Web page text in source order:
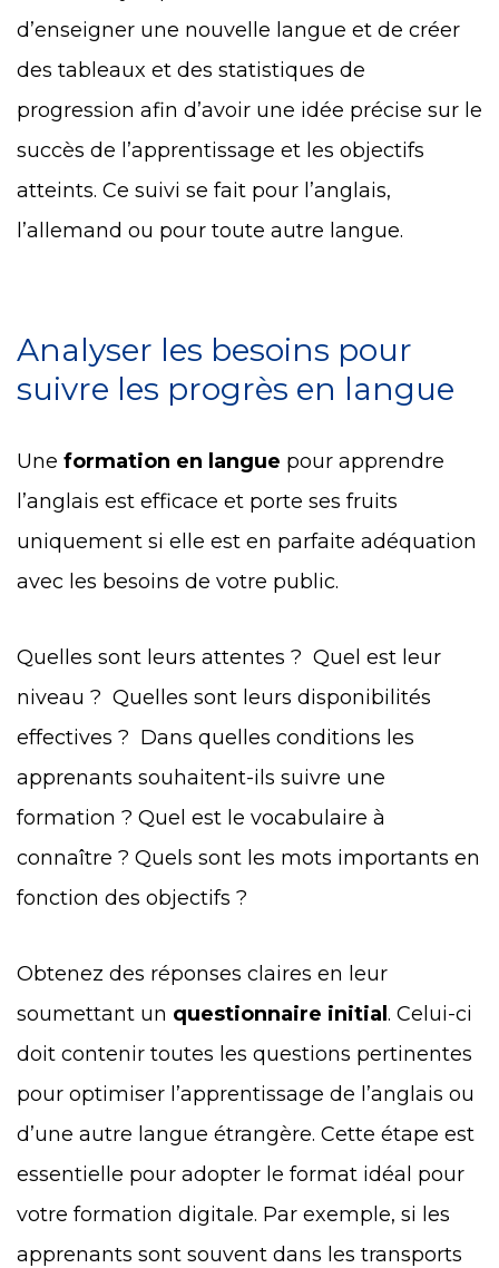
d’enseigner une nouvelle langue et de créer
des tableaux et des statistiques de
progression afin d’avoir une idée précise sur le
succès de l’apprentissage et les objectifs
atteints. Ce suivi se fait pour l’anglais,
l’allemand ou pour toute autre langue.
Analyser les besoins pour
suivre les progrès en langue
Une formation en langue pour apprendre
l’anglais est efficace et porte ses fruits
uniquement si elle est en parfaite adéquation
avec les besoins de votre public.
Quelles sont leurs attentes ? Quel est leur
niveau ? Quelles sont leurs disponibilités
effectives ? Dans quelles conditions les
apprenants souhaitent-ils suivre une
formation ? Quel est le vocabulaire à
connaître ? Quels sont les mots importants en
fonction des objectifs ?
Obtenez des réponses claires en leur
soumettant un questionnaire initial . Celui-ci
doit contenir toutes les questions pertinentes
pour optimiser l’apprentissage de l’anglais ou
d’une autre langue étrangère. Cette étape est
essentielle pour adopter le format idéal pour
votre formation digitale. Par exemple, si les
apprenants sont souvent dans les transports